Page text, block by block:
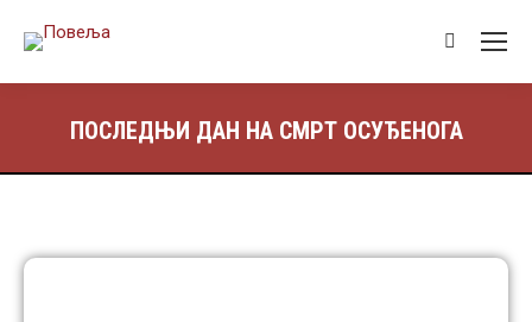
ПОСЛЕДЊИ ДАН НА СМРТ ОСУЂЕНОГА